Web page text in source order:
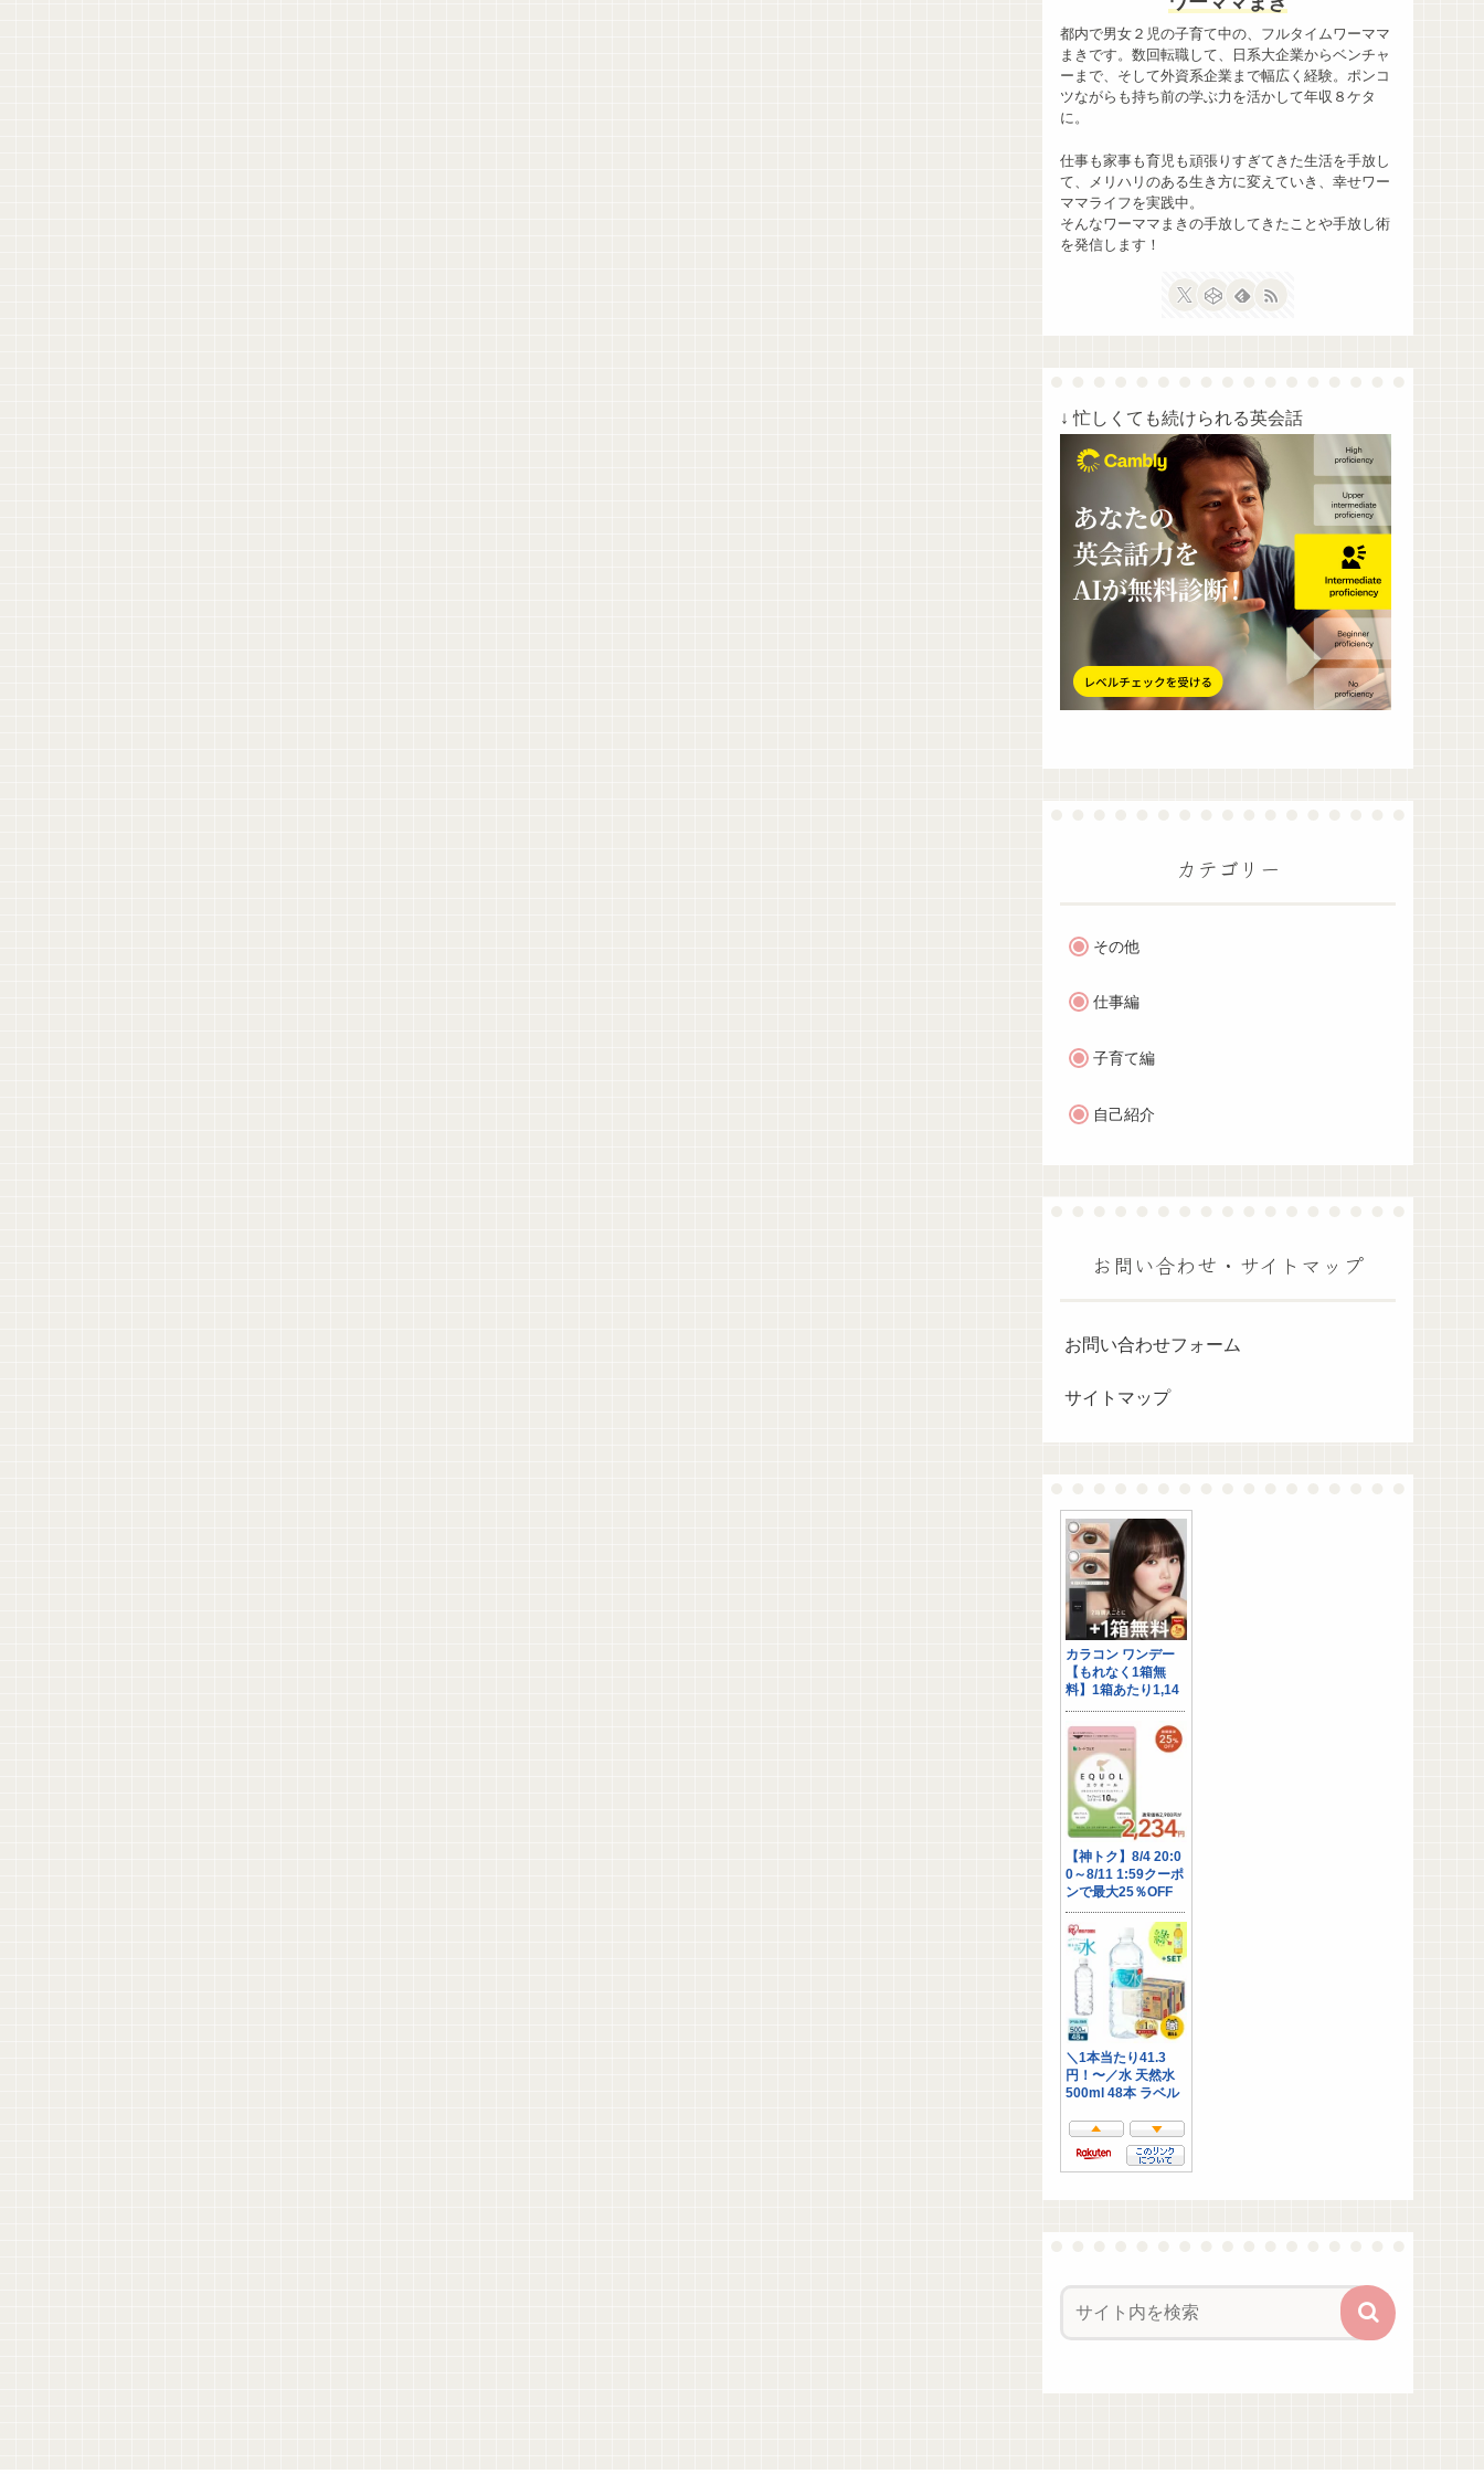
都内で男女２児の子育て中の、フルタイムワーママ
まきです。数回転職して、日系大企業からベンチャ
ーまで、そして外資系企業まで幅広く経験。ポンコ
ツながらも持ち前の学ぶ力を活かして年収８ケタ
に。
仕事も家事も育児も頑張りすぎてきた生活を手放し
て、メリハリのある生き方に変えていき、幸せワー
ママライフを実践中。
そんなワーママまきの手放してきたことや手放し術
を発信します！
↓ 忙しくても続けられる英会話
カテゴリー
その他
仕事編
子育て編
自己紹介
お問い合わせ・サイトマップ
お問い合わせフォーム
サイトマップ